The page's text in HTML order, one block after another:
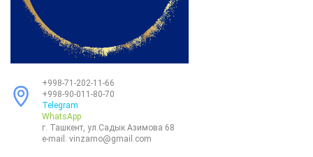
+998-71-202-11-66
+998-90-011-80-70
Telegram
WhatsApp
г. Ташкент, ул.Садык Азимова 68
e-mail: vinzamo@gmail.com